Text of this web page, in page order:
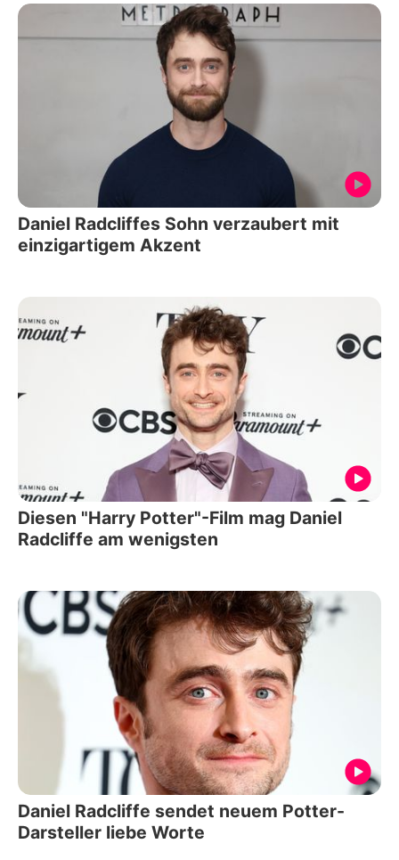
Daniel Radcliffes Sohn verzaubert mit
einzigartigem Akzent
Diesen "Harry Potter"-Film mag Daniel
Radcliffe am wenigsten
Daniel Radcliffe sendet neuem Potter-
Darsteller liebe Worte